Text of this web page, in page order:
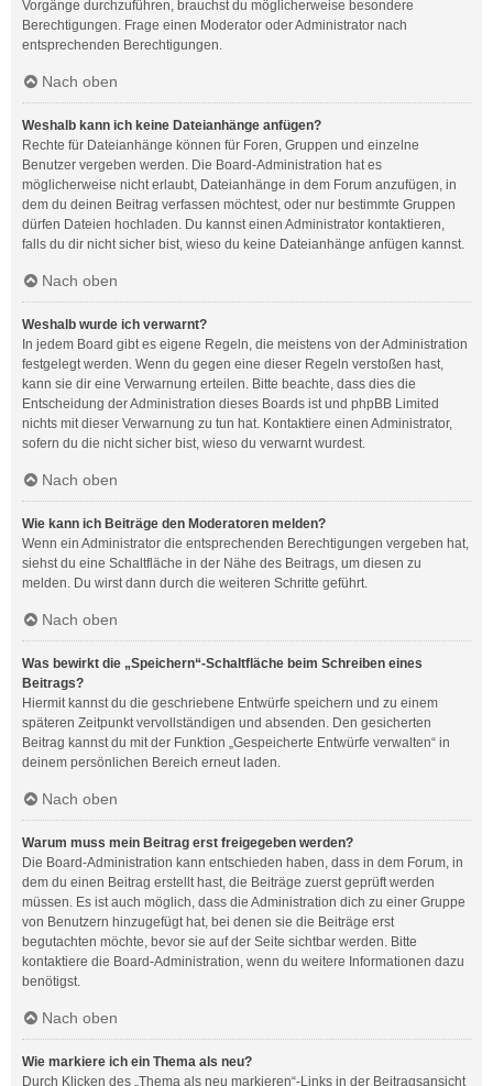
Vorgänge durchzuführen, brauchst du möglicherweise besondere
Berechtigungen. Frage einen Moderator oder Administrator nach
entsprechenden Berechtigungen.
Nach oben
Weshalb kann ich keine Dateianhänge anfügen?
Rechte für Dateianhänge können für Foren, Gruppen und einzelne
Benutzer vergeben werden. Die Board-Administration hat es
möglicherweise nicht erlaubt, Dateianhänge in dem Forum anzufügen, in
dem du deinen Beitrag verfassen möchtest, oder nur bestimmte Gruppen
dürfen Dateien hochladen. Du kannst einen Administrator kontaktieren,
falls du dir nicht sicher bist, wieso du keine Dateianhänge anfügen kannst.
Nach oben
Weshalb wurde ich verwarnt?
In jedem Board gibt es eigene Regeln, die meistens von der Administration
festgelegt werden. Wenn du gegen eine dieser Regeln verstoßen hast,
kann sie dir eine Verwarnung erteilen. Bitte beachte, dass dies die
Entscheidung der Administration dieses Boards ist und phpBB Limited
nichts mit dieser Verwarnung zu tun hat. Kontaktiere einen Administrator,
sofern du die nicht sicher bist, wieso du verwarnt wurdest.
Nach oben
Wie kann ich Beiträge den Moderatoren melden?
Wenn ein Administrator die entsprechenden Berechtigungen vergeben hat,
siehst du eine Schaltfläche in der Nähe des Beitrags, um diesen zu
melden. Du wirst dann durch die weiteren Schritte geführt.
Nach oben
Was bewirkt die „Speichern“-Schaltfläche beim Schreiben eines
Beitrags?
Hiermit kannst du die geschriebene Entwürfe speichern und zu einem
späteren Zeitpunkt vervollständigen und absenden. Den gesicherten
Beitrag kannst du mit der Funktion „Gespeicherte Entwürfe verwalten“ in
deinem persönlichen Bereich erneut laden.
Nach oben
Warum muss mein Beitrag erst freigegeben werden?
Die Board-Administration kann entschieden haben, dass in dem Forum, in
dem du einen Beitrag erstellt hast, die Beiträge zuerst geprüft werden
müssen. Es ist auch möglich, dass die Administration dich zu einer Gruppe
von Benutzern hinzugefügt hat, bei denen sie die Beiträge erst
begutachten möchte, bevor sie auf der Seite sichtbar werden. Bitte
kontaktiere die Board-Administration, wenn du weitere Informationen dazu
benötigst.
Nach oben
Wie markiere ich ein Thema als neu?
Durch Klicken des „Thema als neu markieren“-Links in der Beitragsansicht